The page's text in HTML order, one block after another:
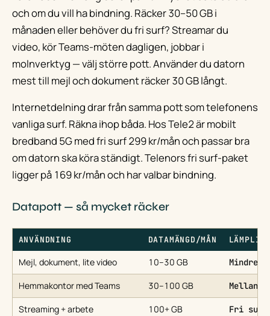
och om du vill ha bindning. Räcker 30–50 GB i
månaden eller behöver du fri surf? Streamar du
video, kör Teams-möten dagligen, jobbar i
molnverktyg — välj större pott. Använder du datorn
mest till mejl och dokument räcker 30 GB långt.
Internetdelning drar från samma pott som telefonens
vanliga surf. Räkna ihop båda. Hos Tele2 är mobilt
bredband 5G med fri surf 299 kr/mån och passar bra
om datorn ska köra ständigt. Telenors fri surf-paket
ligger på 169 kr/mån och har valbar bindning.
Datapott — så mycket räcker
ANVÄNDNING DATAMÄNGD/MÅN
Mejl, dokument, lite video 10–30 GB Mindre
Hemmakontor med Teams 30–100 GB
Streaming + arbete 100+ GB Fri surf